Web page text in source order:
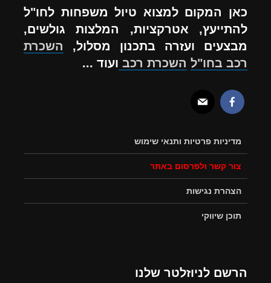
כאן המקום למצוא טיול משפחות לחו"ל
להתייעץ, אטרקציות, המלצות גולשים,
מבצעים ועזרה בתכנון מסלול, השכרת
רכב בחו"ל השכרת רכב ועוד ...
מדיניות פרטיות ותנאי שימוש
צור קשר ולפרסום באתר
הצהרת נגישות
תוכן שיווקי
הרשם לניוזלטר שלנו